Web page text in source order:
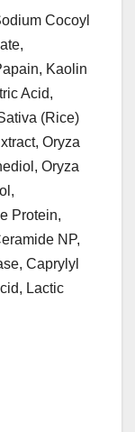
Cocoyl
Kaolin
Acid,
(Rice)
Oryza
Oryza
Protein,
NP,
Caprylyl
Lactic